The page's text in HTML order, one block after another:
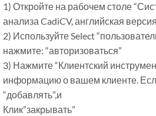
1) Откройте на рабочем столе
анализа CadiCV, английская
2) Используйте Select
нажмите: “авторизоваться”
3) Нажмите “Клиентский
информацию о вашем клиенте.
“добавлять”,и
Клик”закрывать”